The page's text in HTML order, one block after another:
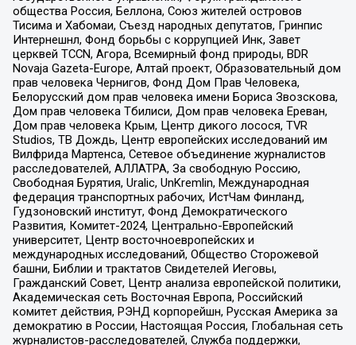
общества Россия, Беллона, Союз жителей островов
Тисима и Хабомаи, Съезд народных депутатов, Гринпис
Интернешнл, Фонд борьбы с коррупцией Инк, Завет
церквей TCCN, Агора, Всемирный фонд природы, BDR
Novaja Gazeta-Europe, Алтай проект, Образовательный дом
прав человека Чернигов, Фонд Дом Прав Человека,
Белорусский дом прав человека имени Бориса Звозскова,
Дом прав человека Тбилиси, Дом прав человека Ереван,
Дом прав человека Крым, Центр дикого лосося, TVR
Studios, ТВ Дождь, Центр европейских исследований им
Вилфрида Мартенса, Сетевое объединение журналистов
расследователей, АЛЛАТРА, За свободную Россию,
Свободная Бурятия, Uralic, UnKremlin, Международная
федерация транспортных рабочих, ИстЧам Финланд,
Гудзоновский институт, Фонд Демократического
Развития, Комитет-2024, Центрально-Европейский
университет, Центр восточноевропейских и
международных исследований, Общество Сторожевой
башни, Библии и трактатов Свидетелей Иеговы,
Гражданский Совет, Центр анализа европейской политики,
Академическая сеть Восточная Европа, Российский
комитет действия, РЭНД корпорейшн, Русская Америка за
демократию в России, Настоящая Россия, Глобальная сеть
журналистов-расследователей, Служба поддержки,